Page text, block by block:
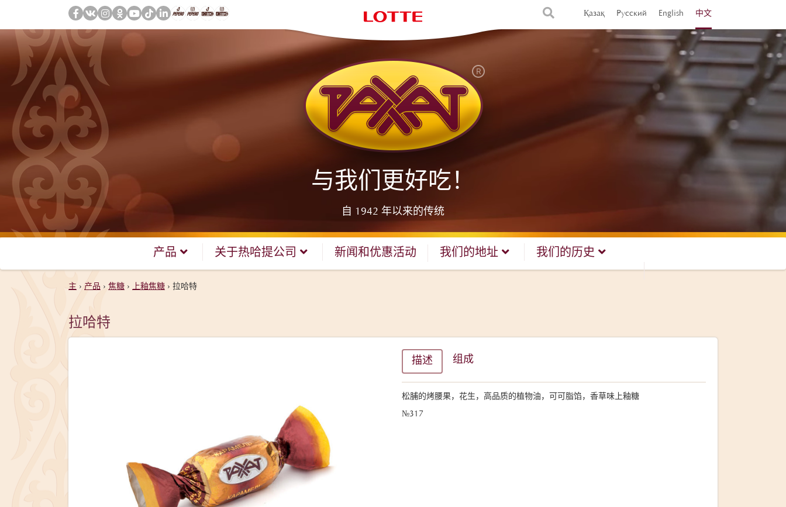
Қазақ Русский English 中文
与我们更好吃！
自 1942 年以来的传统
产品 关于热哈提公司 新闻和优惠活动 我们的地址 我们的历史
主 › 产品 › 焦糖 › 上釉焦糖 › 拉哈特
拉哈特
描述 组成
松脯的烤腰果，花生，高品质的植物油，可可脂馅，香草味上釉糖
№317